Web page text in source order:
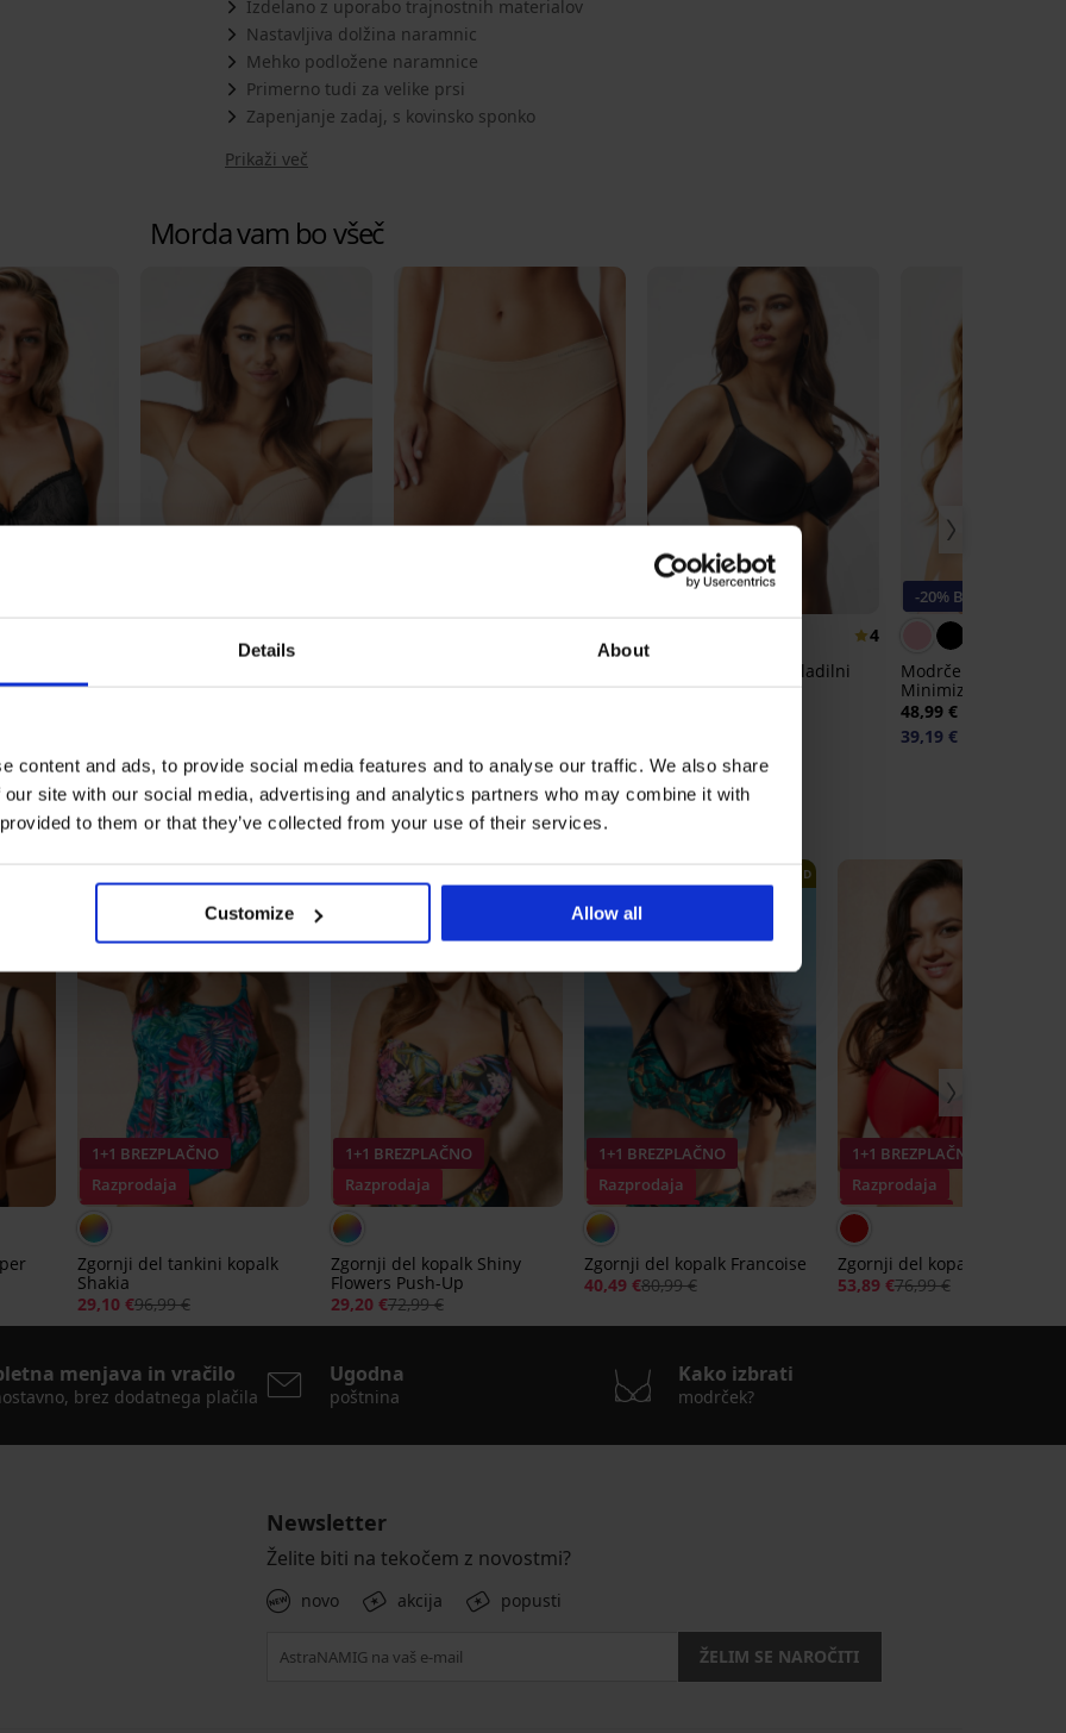
Details About
content and ads, to provide social media features and to analyse our traffic. We also share
site with our social media, advertising and analytics partners who may combine it with
to them or that they’ve collected from your use of their services.
Customize Allow all
Izdelano z uporabo trajnostnih materialov
Nastavljiva dolžina naramnic
Mehko podložene naramnice
Primerno tudi za velike prsi
Zapenjanje zadaj, s kovinsko sponko
Prikaži več
Morda vam bo všeč
27,99 € koda: BRA20
Nature
Bestseller
4
Modrček Maia 4D gladilni
40,99 €
-20% BRA20
Modrček Spacer 3D
Minimizer
48,99 €
39,19 €
Odkrijte podobne kose
1+1 BREZPLAČNO
Razprodaja
Popust -70%
Zgornji del tankini kopalk
Shakia
29,10 €96,99 €
1+1 BREZPLAČNO
Razprodaja
Popust -60%
Zgornji del kopalk Shiny
Flowers Push-Up
29,20 €72,99 €
1+1 BREZPLAČNO
Razprodaja
Popust -50%
LIMITED
Zgornji del kopalk Francoise
40,49 €80,99 €
1+1 BREZPLAČNO
Razprodaja
Popust -30%
Zgornji del kopalk Lili Plus
53,89 €76,99 €
menjava in vračilo
brez dodatnega plačila
Ugodna
poštnina
Kako izbrati
modrček?
Newsletter
Želite biti na tekočem z novostmi?
novo akcija popusti
ŽELIM SE NAROČITI